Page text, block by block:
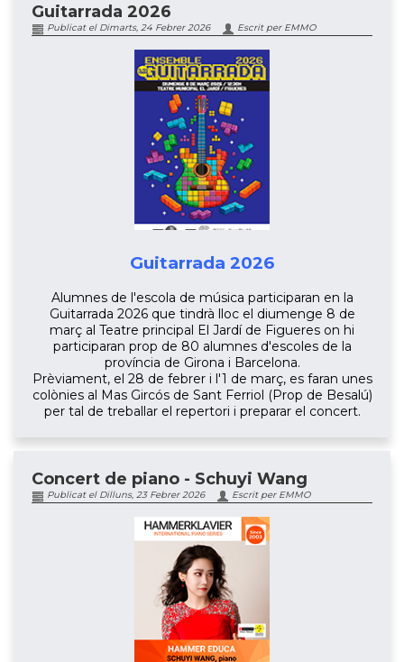
Guitarrada 2026
Publicat el Dimarts, 24 Febrer 2026 Escrit per EMMO
Guitarrada 2026
Alumnes de l'escola de música participaran en la
Guitarrada 2026 que tindrà lloc el diumenge 8 de
març al Teatre principal El Jardí de Figueres on hi
participaran prop de 80 alumnes d'escoles de la
província de Girona i Barcelona.
Prèviament, el 28 de febrer i l'1 de març, es faran unes
colònies al Mas Gircós de Sant Ferriol (Prop de Besalú)
per tal de treballar el repertori i preparar el concert.
Concert de piano - Schuyi Wang
Publicat el Dilluns, 23 Febrer 2026 Escrit per EMMO